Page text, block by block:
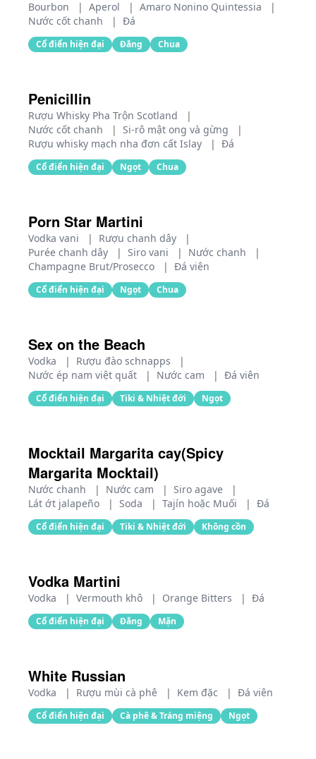
Bourbon | Aperol | Amaro Nonino Quintessia
|
Nước cốt chanh
| Đá
Cổ điển hiện đại Đắng Chua
Penicillin
Rượu Whisky Pha Trộn Scotland
|
Nước cốt chanh
| Si-rô mật ong và gừng
|
Rượu whisky mạch nha đơn cất Islay
| Đá
Cổ điển hiện đại Ngọt Chua
Porn Star Martini
Vodka vani | Rượu chanh dây
|
Purée chanh dây
| Siro vani | Nước chanh
|
Champagne Brut/Prosecco
| Đá viên
Cổ điển hiện đại Ngọt Chua
Sex on the Beach
Vodka | Rượu đào schnapps
|
Nước ép nam việt quất
| Nước cam | Đá viên
Cổ điển hiện đại Tiki & Nhiệt đới Ngọt
Mocktail Margarita cay(Spicy
Margarita Mocktail)
Nước chanh | Nước cam | Siro agave
|
Lát ớt jalapeño
| Soda | Tajín hoặc Muối | Đá
Cổ điển hiện đại Tiki & Nhiệt đới Không cồn
Vodka Martini
Vodka | Vermouth khô | Orange Bitters | Đá
Cổ điển hiện đại Đắng Mặn
White Russian
Vodka | Rượu mùi cà phê | Kem đặc | Đá viên
Cổ điển hiện đại Cà phê & Tráng miệng Ngọt